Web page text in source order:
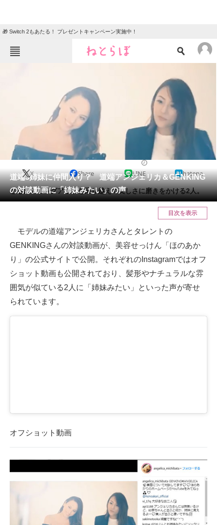
🎁 Switch 2もあたる！ プレゼントキャンペーン実施中！
教育・育児
動物
会員記事
メディア
スマホと通信の最新トレンド
進化するPCとデバイスの未来
好きが集まる 比べて選べる
企業向けIT製品の総合サイト
モノづくり技術者専門サイト
道端3姉妹に仲間入り？ 道端アンジェリカ＆GENKING
の対談動画に「姉妹みたい」の声
X Share LINE hatena
ともにカミングアウトを乗り越えて美しさに磨きをかける2人。
目次を表示
モデルの道端アンジェリカさんとタレントの
GENKINGさんの対談動画が、美容せっけん「ほのあか
り」の公式サイトで公開。それぞれのInstagramではオフ
ショット動画も公開されており、髪形やナチュラルな雰
囲気が似ている2人に「姉妹みたい」といった声が寄せ
られています。
オフショット動画